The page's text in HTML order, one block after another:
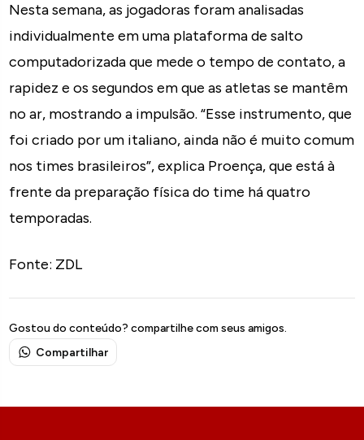
Nesta semana, as jogadoras foram analisadas
individualmente em uma plataforma de salto
computadorizada que mede o tempo de contato, a
rapidez e os segundos em que as atletas se mantêm
no ar, mostrando a impulsão. “Esse instrumento, que
foi criado por um italiano, ainda não é muito comum
nos times brasileiros”, explica Proença, que está à
frente da preparação física do time há quatro
temporadas.
Fonte: ZDL
Gostou do conteúdo? compartilhe com seus amigos.
Compartilhar